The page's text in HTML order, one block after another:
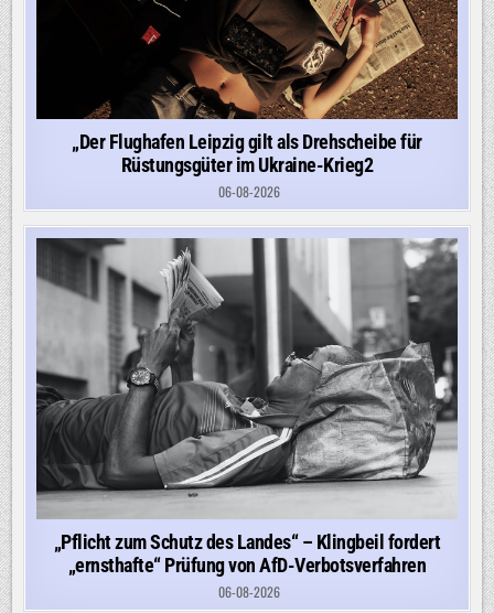
„Der Flughafen Leipzig gilt als Drehscheibe für
Rüstungsgüter im Ukraine-Krieg2
06-08-2026
„Pflicht zum Schutz des Landes“ – Klingbeil fordert
„ernsthafte“ Prüfung von AfD-Verbotsverfahren
06-08-2026